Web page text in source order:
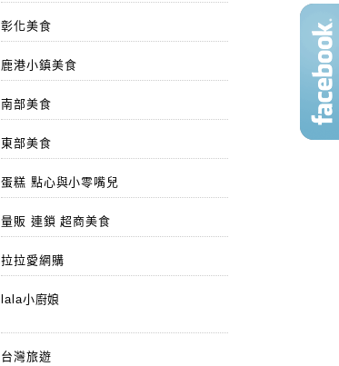
彰化美食
鹿港小鎮美食
南部美食
東部美食
蛋糕 點心與小零嘴兒
量販 連鎖 超商美食
拉拉愛網購
lala小廚娘
台灣旅遊